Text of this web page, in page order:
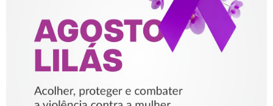
AGOSTO LILÁS – ACOLHER,
PROTEGER E COMBATER A
VIOLÊNCIA CONTRA A
MULHER